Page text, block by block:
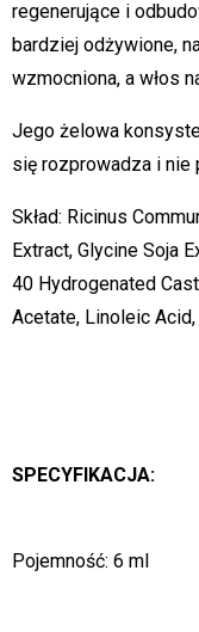
regenerujące i
bardziej odżywione,
wzmocniona, a włos
Jego żelowa
się rozprowadza i
Skład: Ricinus
Extract, Glycine Soja
40 Hydrogenated
Acetate, Linoleic
SPECYFIKACJA:
Pojemność: 6 ml